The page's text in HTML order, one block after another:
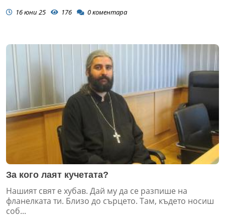
16 юни 25 176 0коментара
За кого лаят кучетата?
Нашият свят е хубав. Дай му да се разпише на
фланелката ти. Близо до сърцето. Там, където носиш
соб...